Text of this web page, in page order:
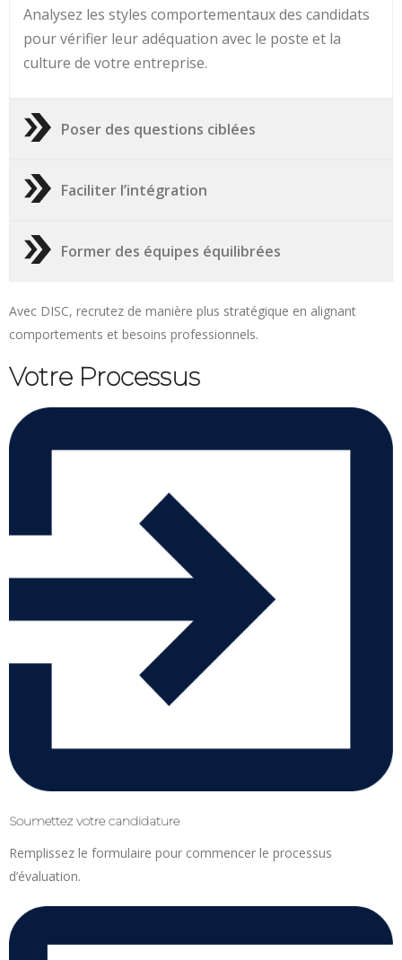
Analysez les styles comportementaux des candidats
pour vérifier leur adéquation avec le poste et la
culture de votre entreprise.
Poser des questions ciblées
Faciliter l’intégration
Former des équipes équilibrées
Avec DISC, recrutez de manière plus stratégique en alignant
comportements et besoins professionnels.
Votre Processus
Soumettez votre candidature
Remplissez le formulaire pour commencer le processus
d’évaluation.